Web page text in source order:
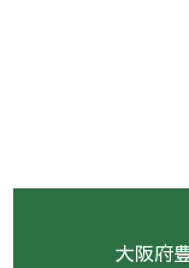
大阪府